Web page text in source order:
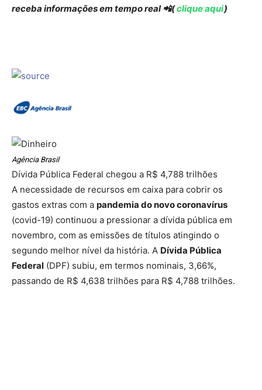
receba informações em tempo real 📲(clique aqui)
Agência Brasil
Dívida Pública Federal chegou a R$ 4,788 trilhões
A necessidade de recursos em caixa para cobrir os
gastos extras com a pandemia do novo coronavírus
(covid-19) continuou a pressionar a dívida pública em
novembro, com as emissões de títulos atingindo o
segundo melhor nível da história. A Dívida Pública
Federal (DPF) subiu, em termos nominais, 3,66%,
passando de R$ 4,638 trilhões para R$ 4,788 trilhões.